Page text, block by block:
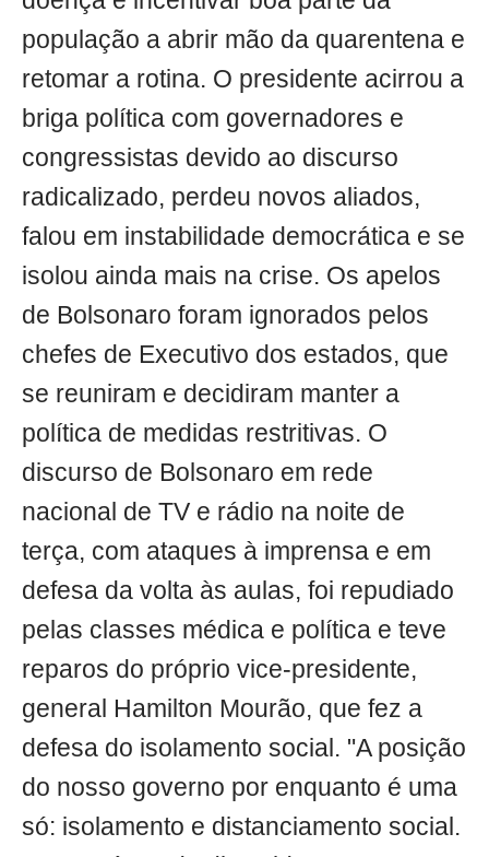
população a abrir mão da quarentena e
retomar a rotina. O presidente acirrou a
briga política com governadores e
congressistas devido ao discurso
radicalizado, perdeu novos aliados,
falou em instabilidade democrática e se
isolou ainda mais na crise. Os apelos
de Bolsonaro foram ignorados pelos
chefes de Executivo dos estados, que
se reuniram e decidiram manter a
política de medidas restritivas. O
discurso de Bolsonaro em rede
nacional de TV e rádio na noite de
terça, com ataques à imprensa e em
defesa da volta às aulas, foi repudiado
pelas classes médica e política e teve
reparos do próprio vice-presidente,
general Hamilton Mourão, que fez a
defesa do isolamento social. "A posição
do nosso governo por enquanto é uma
só: isolamento e distanciamento social.